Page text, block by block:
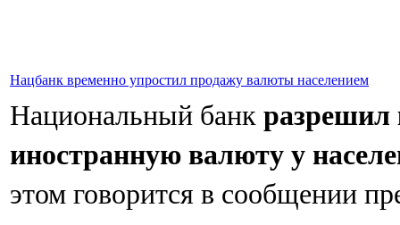
Нацбанк временно упростил продажу валюты населением
Национальный банк разрешил
иностранную валюту у
этом говорится в сообщении